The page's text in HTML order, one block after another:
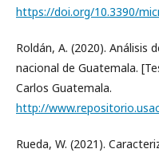
https://doi.org/10.3390/
Roldán, A. (2020). Análisis
nacional de Guatemala.
Carlos Guatemala.
http://
Rueda, W. (2021).